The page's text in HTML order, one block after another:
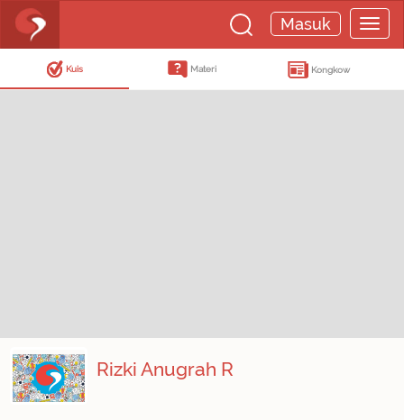
Masuk
Kuis Materi Kongkow
Rizki Anugrah R